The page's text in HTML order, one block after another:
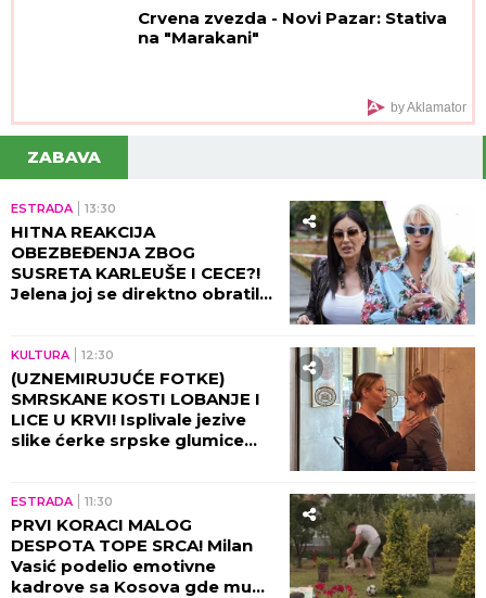
Crvena zvezda - Novi Pazar: Stativa
na "Marakani"
by Aklamator
ZABAVA
ESTRADA 13:30
HITNA REAKCIJA
OBEZBEĐENJA ZBOG
SUSRETA KARLEUŠE I CECE?!
Jelena joj se direktno obratila,
KULTURA 12:30
(UZNEMIRUJUĆE FOTKE)
SMRSKANE KOSTI LOBANJE I
LICE U KRVI! Isplivale jezive
slike ćerke srpske glumice
ESTRADA 11:30
PRVI KORACI MALOG
DESPOTA TOPE SRCA! Milan
Vasić podelio emotivne
kadrove sa Kosova gde mu